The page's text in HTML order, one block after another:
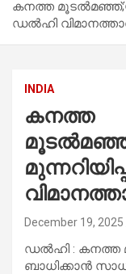
കനത്ത
ഡൽഹി
INDIA
കനത്ത
December 19, 2025
ഡൽഹി : കനത്ത
ബാധിക്കാൻ